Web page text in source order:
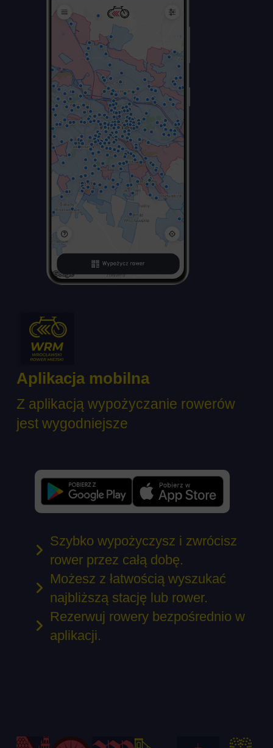
Aplikacja mobilna
Z aplikacją wypożyczanie rowerów
jest wygodniejsze
Szybko wypożyczysz i zwrócisz
rower przez całą dobę.
Możesz z łatwością wyszukać
najbliższą stację lub rower.
Rezerwuj rowery bezpośrednio w
aplikacji.